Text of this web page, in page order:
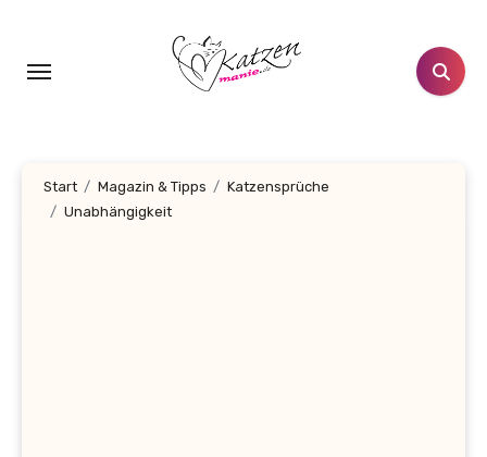
springen
Start Magazin & Tipps
Katzensprüche
Unabhängigkeit